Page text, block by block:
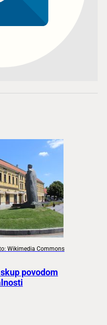
Wikimedia Commons
povodom